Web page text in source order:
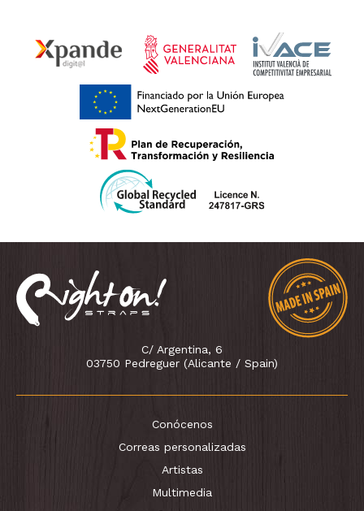
C/ Argentina, 6
03750 Pedreguer (Alicante / Spain)
Conócenos
Correas personalizadas
Artistas
Multimedia